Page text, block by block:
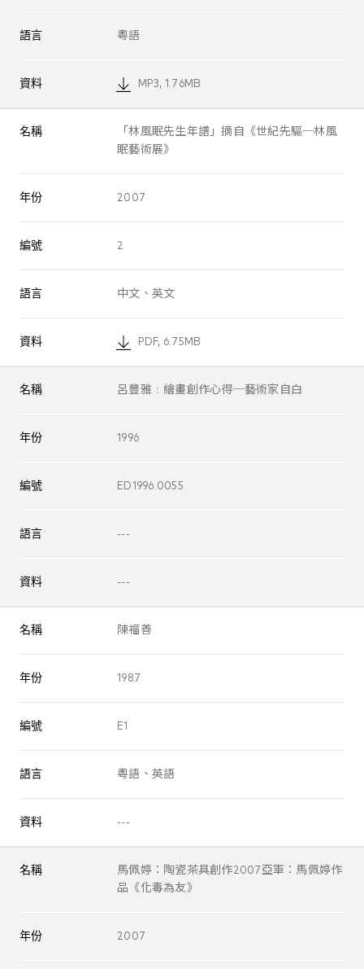
語言 粵語
資料 MP3, 1.76MB
名稱
「林風眠先生年譜」摘自《世紀先驅─林風
眠藝術展》
年份 2007
編號 2
語言 中文、英文
資料 PDF, 6.75MB
名稱 呂豐雅﹕繪畫創作心得─藝術家自白
年份 1996
編號 ED1996.0055
語言 ---
資料 ---
名稱 陳福善
年份 1987
編號 E1
語言 粵語、英語
資料 ---
名稱
馬佩婷：陶瓷茶具創作2007亞軍：馬佩婷作
品《化毒為友》
年份 2007